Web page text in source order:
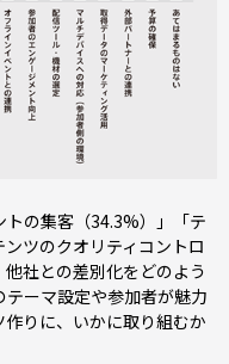
の集客（34.3%）」「テ
ツのクオリティコントロ
社との差別化をどのよう
ーマ設定や参加者が魅力
りに、いかに取り組むか